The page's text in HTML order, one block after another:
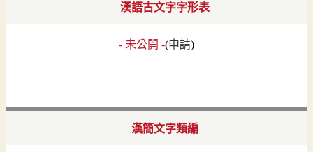
漢語古文字字形表
- 未公開 -(申請)
漢簡文字類編